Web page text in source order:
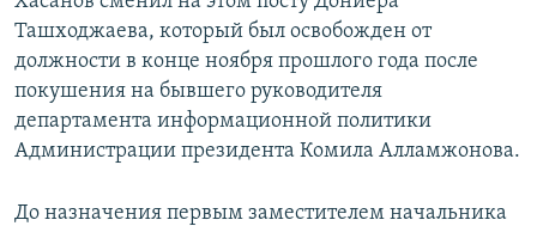
Ташходжаева, который был освобожден от
должности в конце ноября прошлого года после
покушения на бывшего руководителя
департамента информационной политики
Администрации президента Комила Алламжонова.
До назначения первым заместителем начальника